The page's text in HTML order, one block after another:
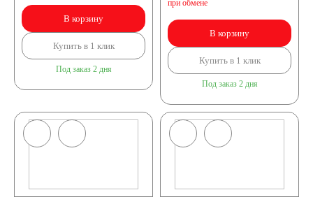
В корзину
Купить в 1 клик
Под заказ 2 дня
при обмене
В корзину
Купить в 1 клик
Под заказ 2 дня